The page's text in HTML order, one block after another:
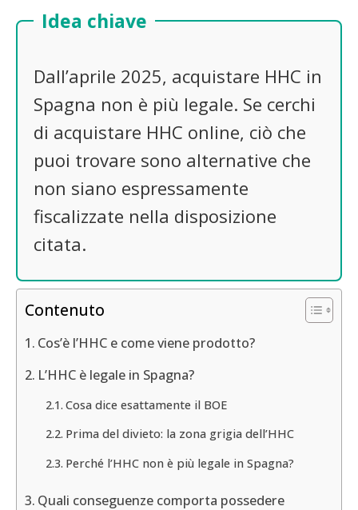
Idea chiave
Dall’aprile 2025, acquistare HHC in
Spagna non è più legale. Se cerchi
di acquistare HHC online, ciò che
puoi trovare sono alternative che
non siano espressamente
fiscalizzate nella disposizione
citata.
Contenuto
Cos’è l’HHC e come viene prodotto?
L’HHC è legale in Spagna?
Cosa dice esattamente il BOE
Prima del divieto: la zona grigia dell’HHC
Perché l’HHC non è più legale in Spagna?
Quali conseguenze comporta possedere